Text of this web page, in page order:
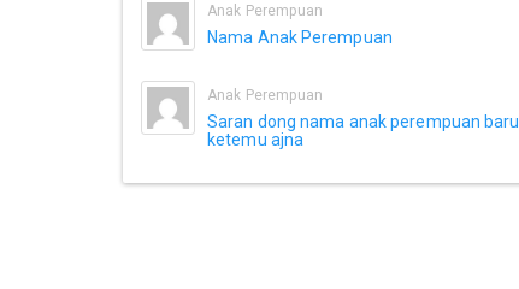
Anak Perempuan
Nama Anak Perempuan
Anak Perempuan
Saran dong nama anak perempuan baru
ketemu ajna